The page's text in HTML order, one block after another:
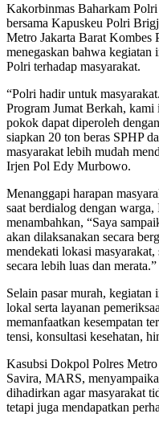
Kakorbinmas Baharkam
bersama Kapuskeu Polri
Metro Jakarta Barat
menegaskan bahwa
Polri terhadap masyarakat.
“Polri hadir untuk
Program Jumat Berkah,
pokok dapat diperoleh
siapkan 20 ton beras SPHP
masyarakat lebih mudah
Irjen Pol Edy Murbowo.
Menanggapi harapan
saat berdialog dengan
menambahkan, “Saya
akan dilaksanakan secara
mendekati lokasi
secara lebih luas dan merata.”
Selain pasar murah,
lokal serta layanan
memanfaatkan kesempatan
tensi, konsultasi kesehatan,
Kasubsi Dokpol Polres
Savira, MARS,
dihadirkan agar masyarakat
tetapi juga mendapatkan